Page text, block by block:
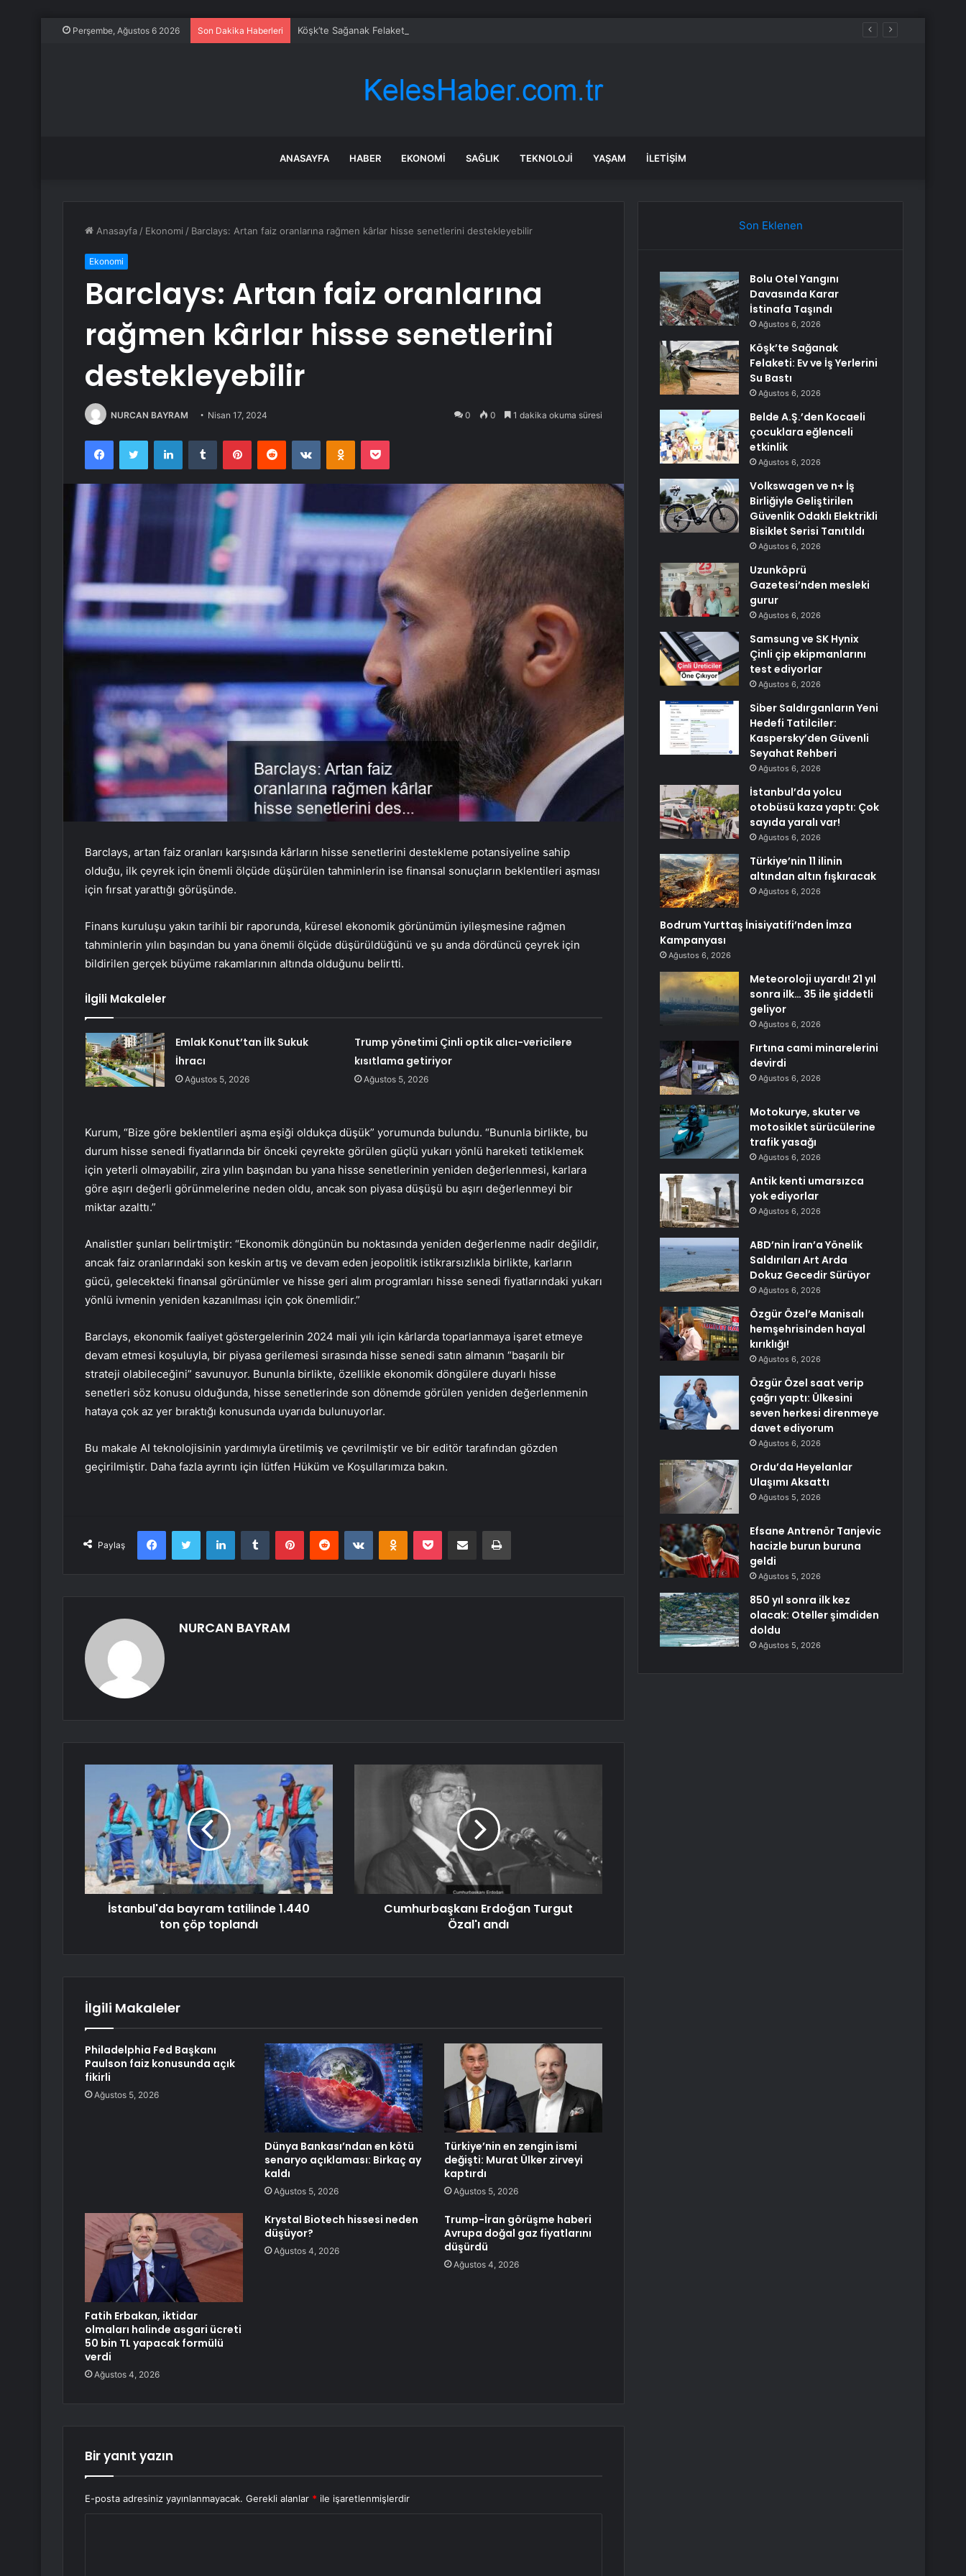
Perşembe, Ağustos 6 2026 Son Dakika Haberleri Köşk’te Sağanak Felaketi: Ev ve İş Yerlerini Su Bastı
ANASAYFA HABER EKONOMI SAĞLIK TEKNOLOJI YAŞAM İLETIŞIM
Anasayfa / Ekonomi / Barclays: Artan faiz oranlarına rağmen kârlar hisse senetlerini destekleyebilir
Ekonomi
Barclays: Artan faiz oranlarına
rağmen kârlar hisse senetlerini
destekleyebilir
NURCAN BAYRAM Nisan 17, 2024 0 0 1 dakika okuma süresi
FacebookTwitter LinkedInTumblr PinterestReddit VKontakteOdnoklassniki
Pocket
Barclays, artan faiz oranları karşısında kârların hisse senetlerini destekleme potansiyeline sahip
olduğu, ilk çeyrek için önemli ölçüde düşürülen tahminlerin ise finansal sonuçların beklentileri aşması
için fırsat yarattığı görüşünde.
Finans kuruluşu yakın tarihli bir raporunda, küresel ekonomik görünümün iyileşmesine rağmen
tahminlerin yılın başından bu yana önemli ölçüde düşürüldüğünü ve şu anda dördüncü çeyrek için
bildirilen gerçek büyüme rakamlarının altında olduğunu belirtti.
İlgili Makaleler
Emlak Konut’tan İlk Sukuk
İhracı
Ağustos 5, 2026
Trump yönetimi Çinli optik alıcı-vericilere
kısıtlama getiriyor
Ağustos 5, 2026
Kurum, “Bize göre beklentileri aşma eşiği oldukça düşük” yorumunda bulundu. “Bununla birlikte, bu
durum hisse senedi fiyatlarında bir önceki çeyrekte görülen güçlü yukarı yönlü hareketi tetiklemek
için yeterli olmayabilir, zira yılın başından bu yana hisse senetlerinin yeniden değerlenmesi, karlara
göre aşırı değerli görünmelerine neden oldu, ancak son piyasa düşüşü bu aşırı değerlenmeyi bir
miktar azalttı.”
Analistler şunları belirtmiştir: “Ekonomik döngünün bu noktasında yeniden değerlenme nadir değildir,
ancak faiz oranlarındaki son keskin artış ve devam eden jeopolitik istikrarsızlıkla birlikte, karların
gücü, gelecekteki finansal görünümler ve hisse geri alım programları hisse senedi fiyatlarındaki yukarı
yönlü ivmenin yeniden kazanılması için çok önemlidir.”
Barclays, ekonomik faaliyet göstergelerinin 2024 mali yılı için kârlarda toparlanmaya işaret etmeye
devam etmesi koşuluyla, bir piyasa gerilemesi sırasında hisse senedi satın almanın “başarılı bir
strateji olabileceğini” savunuyor. Bununla birlikte, özellikle ekonomik döngülere duyarlı hisse
senetleri söz konusu olduğunda, hisse senetlerinde son dönemde görülen yeniden değerlenmenin
hataya çok az yer bıraktığı konusunda uyarıda bulunuyorlar.
Bu makale AI teknolojisinin yardımıyla üretilmiş ve çevrilmiştir ve bir editör tarafından gözden
geçirilmiştir. Daha fazla ayrıntı için lütfen Hüküm ve Koşullarımıza bakın.
Paylaş
FacebookTwitter LinkedInTumblr PinterestReddit VKontakteOdnoklassniki
Pocket E-Posta ile paylaş Yazdır
NURCAN BAYRAM
İstanbul'da bayram tatilinde 1.440
ton çöp toplandı
Cumhurbaşkanı Erdoğan Turgut
Özal'ı andı
İlgili Makaleler
Philadelphia Fed Başkanı
Paulson faiz konusunda açık
fikirli
Ağustos 5, 2026
Dünya Bankası’ndan en kötü
senaryo açıklaması: Birkaç ay
kaldı
Ağustos 5, 2026
Türkiye’nin en zengin ismi
değişti: Murat Ülker zirveyi
kaptırdı
Ağustos 5, 2026
Fatih Erbakan, iktidar
olmaları halinde asgari ücreti
50 bin TL yapacak formülü
verdi
Ağustos 4, 2026
Krystal Biotech hissesi neden
düşüyor?
Ağustos 4, 2026
Trump-İran görüşme haberi
Avrupa doğal gaz fiyatlarını
düşürdü
Ağustos 4, 2026
Bir yanıt yazın
E-posta adresiniz yayınlanmayacak. Gerekli alanlar * ile işaretlenmişlerdir
Son Eklenen
Bolu Otel Yangını
Davasında Karar
İstinafa Taşındı
Ağustos 6, 2026
Köşk’te Sağanak
Felaketi: Ev ve İş Yerlerini
Su Bastı
Ağustos 6, 2026
Belde A.Ş.’den Kocaeli
çocuklara eğlenceli
etkinlik
Ağustos 6, 2026
Volkswagen ve n+ İş
Birliğiyle Geliştirilen
Güvenlik Odaklı Elektrikli
Bisiklet Serisi Tanıtıldı
Ağustos 6, 2026
Uzunköprü
Gazetesi’nden mesleki
gurur
Ağustos 6, 2026
Samsung ve SK Hynix
Çinli çip ekipmanlarını
test ediyorlar
Ağustos 6, 2026
Siber Saldırganların Yeni
Hedefi Tatilciler:
Kaspersky’den Güvenli
Seyahat Rehberi
Ağustos 6, 2026
İstanbul’da yolcu
otobüsü kaza yaptı: Çok
sayıda yaralı var!
Ağustos 6, 2026
Türkiye’nin 11 ilinin
altından altın fışkıracak
Ağustos 6, 2026
Bodrum Yurttaş İnisiyatifi’nden İmza
Kampanyası
Ağustos 6, 2026
Meteoroloji uyardı! 21 yıl
sonra ilk… 35 ile şiddetli
geliyor
Ağustos 6, 2026
Fırtına cami minarelerini
devirdi
Ağustos 6, 2026
Motokurye, skuter ve
motosiklet sürücülerine
trafik yasağı
Ağustos 6, 2026
Antik kenti umarsızca
yok ediyorlar
Ağustos 6, 2026
ABD’nin İran’a Yönelik
Saldırıları Art Arda
Dokuz Gecedir Sürüyor
Ağustos 6, 2026
Özgür Özel’e Manisalı
hemşehrisinden hayal
kırıklığı!
Ağustos 6, 2026
Özgür Özel saat verip
çağrı yaptı: Ülkesini
seven herkesi direnmeye
davet ediyorum
Ağustos 6, 2026
Ordu’da Heyelanlar
Ulaşımı Aksattı
Ağustos 5, 2026
Efsane Antrenör Tanjevic
hacizle burun buruna
geldi
Ağustos 5, 2026
850 yıl sonra ilk kez
olacak: Oteller şimdiden
doldu
Ağustos 5, 2026